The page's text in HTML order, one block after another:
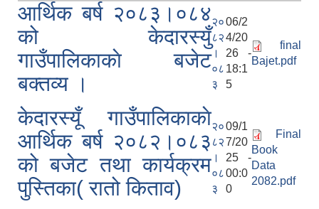
आर्थिक बर्ष २०८३।०८४
को केदारस्युँ
गाउँपालिकाकाे बजेट
बक्तव्य ।
२०
८२
।
०८
३
06/2
4/20
26 -
18:1
5
final
Bajet.pdf
केदारस्यूँ गाउँपालिकाकाे
आर्थिक बर्ष २०८२।०८३
को बजेट तथा कार्यक्रम
पुस्तिका( रातो किताव)
२०
८२
।
०८
३
09/1
7/20
25 -
00:0
0
Final
Book
Data
2082.pdf